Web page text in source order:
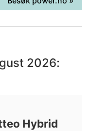
Danmark og
tilbude, tilbyr 60
om de har noen
2026:
Hybrid